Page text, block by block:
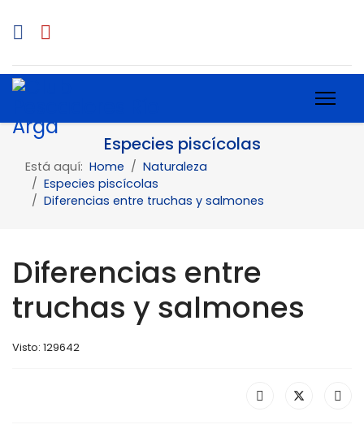
Especies piscícolas
Está aquí: Home
Naturaleza
Especies piscícolas
Diferencias entre truchas y salmones
Diferencias entre
truchas y salmones
Visto: 129642